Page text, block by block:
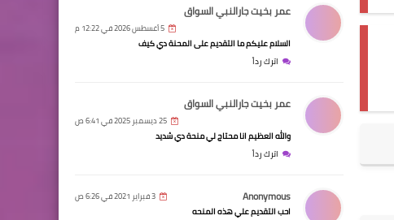
عمر بخيت جارالنبي السواق
5 أغسطس 2026 في 12:22 م
السلام عليكم ما التقديم على المحنة دي كيف
اترك رداً
عمر بخيت جارالنبي السواق
25 ديسمبر 2025 في 6:41 ص
والله العظيم انا محتاج لي منحة دي شديد
اترك رداً
Anonymous 3 فبراير 2021 في 6:26 ص
احب التقديم علي هذه المنحه